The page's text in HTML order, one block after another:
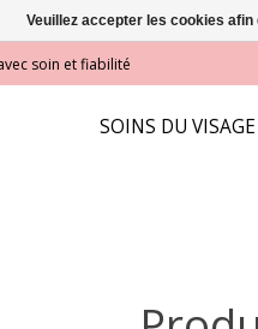
soin et fiabilité
SOINS DU VISAGE
Veuillez accepter les cookies